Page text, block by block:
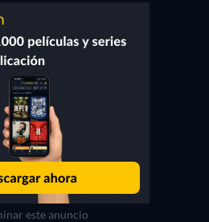
este anuncio